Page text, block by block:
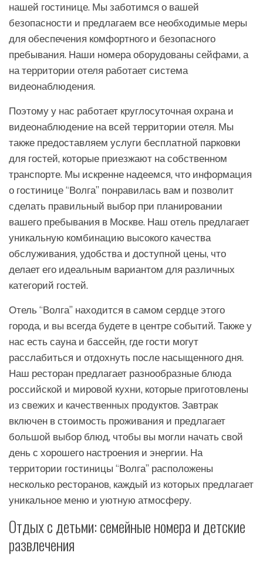
нашей гостинице. Мы заботимся о вашей
безопасности и предлагаем все необходимые меры
для обеспечения комфортного и безопасного
пребывания. Наши номера оборудованы сейфами, а
на территории отеля работает система
видеонаблюдения.
Поэтому у нас работает круглосуточная охрана и
видеонаблюдение на всей территории отеля. Мы
также предоставляем услуги бесплатной парковки
для гостей, которые приезжают на собственном
транспорте. Мы искренне надеемся, что информация
о гостинице “Волга” понравилась вам и позволит
сделать правильный выбор при планировании
вашего пребывания в Москве. Наш отель предлагает
уникальную комбинацию высокого качества
обслуживания, удобства и доступной цены, что
делает его идеальным вариантом для различных
категорий гостей.
Отель “Волга” находится в самом сердце этого
города, и вы всегда будете в центре событий. Также у
нас есть сауна и бассейн, где гости могут
расслабиться и отдохнуть после насыщенного дня.
Наш ресторан предлагает разнообразные блюда
российской и мировой кухни, которые приготовлены
из свежих и качественных продуктов. Завтрак
включен в стоимость проживания и предлагает
большой выбор блюд, чтобы вы могли начать свой
день с хорошего настроения и энергии. На
территории гостиницы “Волга” расположены
несколько ресторанов, каждый из которых предлагает
уникальное меню и уютную атмосферу.
Отдых с детьми: семейные номера и детские
развлечения